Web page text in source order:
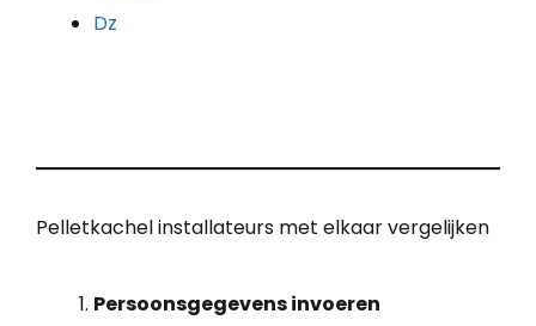
Dz
Pelletkachel installateurs met elkaar vergelijken
Persoonsgegevens invoeren